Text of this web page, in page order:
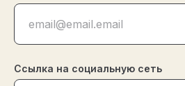
Ссылка на социальную сеть